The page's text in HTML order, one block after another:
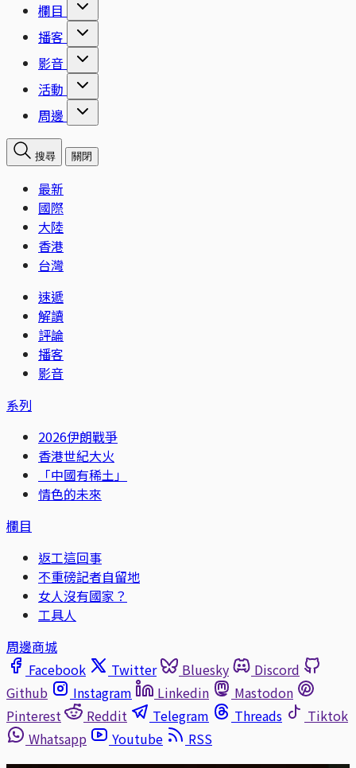
欄目
播客
影音
活動
周邊
搜尋 關閉
最新
國際
大陸
香港
台灣
速遞
解讀
評論
播客
影音
系列
2026伊朗戰爭
香港世紀大火
「中國有稀土」
情色的未來
欄目
返工這回事
不重磅記者自留地
女人沒有國家？
工具人
周邊商城
Facebook
Twitter Bluesky
Discord
Github
Instagram Linkedin
Mastodon
Pinterest
Reddit Telegram Threads
Tiktok
Whatsapp
Youtube RSS